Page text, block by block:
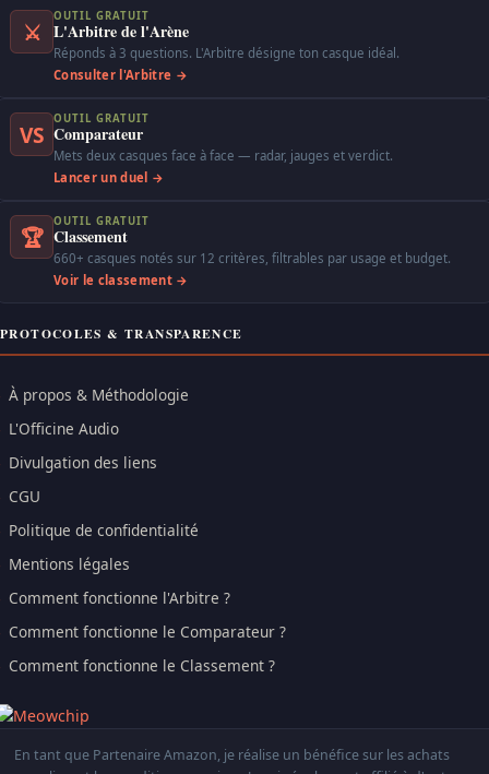
⚔
OUTIL GRATUIT
L'Arbitre de l'Arène
Réponds à 3 questions. L'Arbitre désigne ton casque idéal.
Consulter l'Arbitre →
VS
OUTIL GRATUIT
Comparateur
Mets deux casques face à face — radar, jauges et verdict.
Lancer un duel →
🏆
OUTIL GRATUIT
Classement
660+ casques notés sur 12 critères, filtrables par usage et budget.
Voir le classement →
PROTOCOLES & TRANSPARENCE
À propos & Méthodologie
L'Officine Audio
Divulgation des liens
CGU
Politique de confidentialité
Mentions légales
Comment fonctionne l'Arbitre ?
Comment fonctionne le Comparateur ?
Comment fonctionne le Classement ?
En tant que Partenaire Amazon, je réalise un bénéfice sur les achats